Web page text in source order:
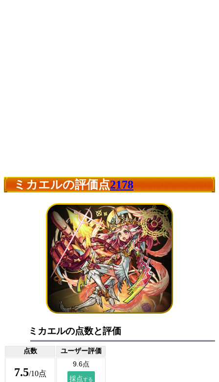
ミカエルの評価点2178
ミカエルの点数と評価
点数 ユーザー評価
7.5/10点